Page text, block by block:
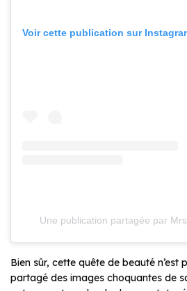
Voir cette publication sur
Une publication partagée par
Bien sûr, cette quête de beauté n’est
partagé des images choquantes de